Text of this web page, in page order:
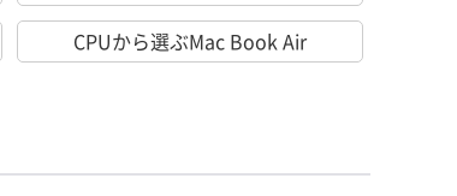
CPUから選ぶMac Book Air